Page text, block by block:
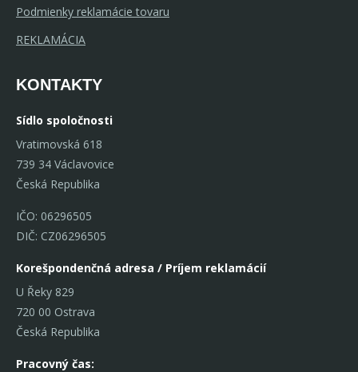
Podmienky reklamácie tovaru
REKLAMÁCIA
KONTAKTY
Sídlo spoločnosti
Vratimovská 618
739 34 Václavovice
Česká Republika
IČO: 06296505
DIČ: CZ06296505
Korešpondenčná adresa / Príjem reklamácií
U Řeky 829
720 00 Ostrava
Česká Republika
Pracovný čas: